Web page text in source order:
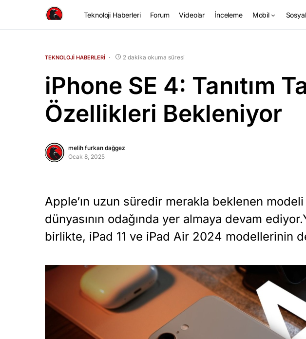
Teknoloji Haberleri Forum Videolar İnceleme Mobil
TEKNOLOJI HABERLERI 2 dakika okuma süresi
iPhone SE 4: Tanıtım
Özellikleri Bekleniyor
melih furkan dağgez
Ocak 8, 2025
Apple’ın uzun süredir merakla beklenen
dünyasının odağında yer almaya devam
birlikte, iPad 11 ve iPad Air 2024 modellerinin